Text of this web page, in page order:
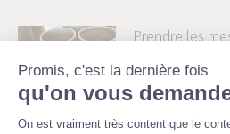
Prendre les
20 avril 2020
Promis, c'est la dernière fois
qu'on vous
Plateforme de
On est vraiment très content que le